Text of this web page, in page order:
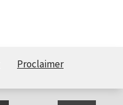
Proclaimer